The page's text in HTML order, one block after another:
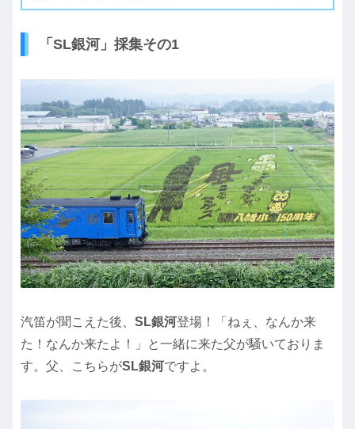
「SL銀河」採集その1
汽笛が聞こえた後、 SL銀河登場！「ねぇ、なんか来
た！なんか来たよ！」と一緒に来た父が騒いておりま
す。父、こちらがSL銀河ですよ。